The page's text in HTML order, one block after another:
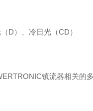
D）、冷日光（CD）
镇流器相关的